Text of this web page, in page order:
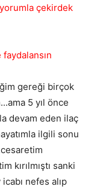
çekirdek
gereği birçok
5 yıl önce
devam eden ilaç
ilgili sonu
kırılmıştı sanki
nefes alıp